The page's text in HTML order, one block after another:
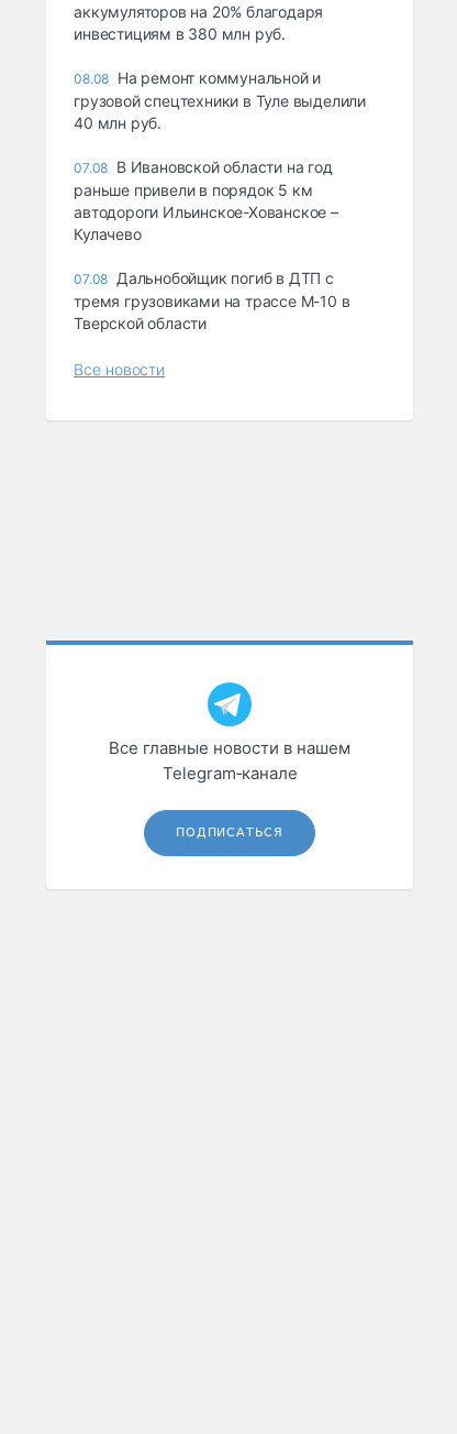
аккумуляторов на 20% благодаря
инвестициям в 380 млн руб.
08.08 На ремонт коммунальной и
грузовой спецтехники в Туле выделили
40 млн руб.
07.08 В Ивановской области на год
раньше привели в порядок 5 км
автодороги Ильинское-Хованское –
Кулачево
07.08 Дальнобойщик погиб в ДТП с
тремя грузовиками на трассе М-10 в
Тверской области
Все новости
Все главные новости в нашем
Telegram‑канале
ПОДПИСАТЬСЯ